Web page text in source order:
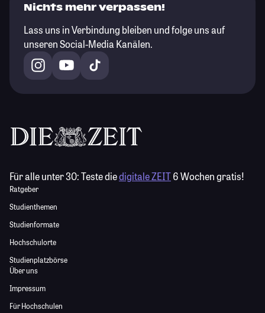
Nichts mehr verpassen!
Lass uns in Verbindung bleiben und folge uns auf
unseren Social-Media Kanälen.
Für alle unter 30:Teste diedigitale ZEIT6 Wochen gratis!
Ratgeber
Studienthemen
Studienformate
Hochschulorte
Studienplatzbörse
Über uns
Impressum
Für Hochschulen